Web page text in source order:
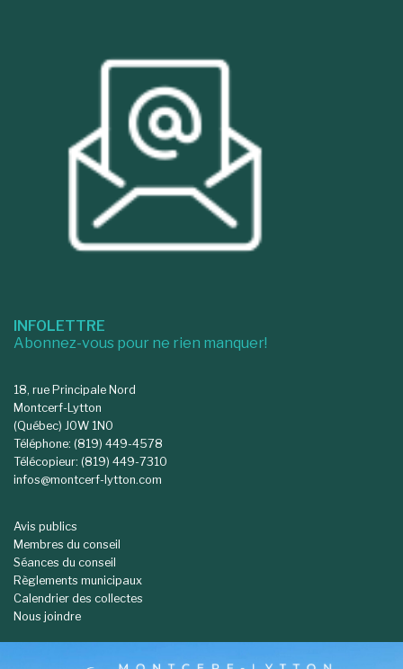
INFOLETTRE
Abonnez-vous pour ne rien manquer!
18, rue Principale Nord
Montcerf-Lytton
(Québec) J0W 1N0
Téléphone: (819) 449-4578
Télécopieur: (819) 449-7310
infos@montcerf-lytton.com
Avis publics
Membres du conseil
Séances du conseil
Règlements municipaux
Calendrier des collectes
Nous joindre